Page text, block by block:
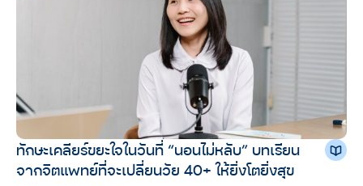
ทักษะเคลียร์ขยะใจในวันที่ “นอนไม่หลับ” บทเรียน
จากจิตแพทย์ที่จะเปลี่ยนวัย 40+ ให้ยิ่งโตยิ่งสุข